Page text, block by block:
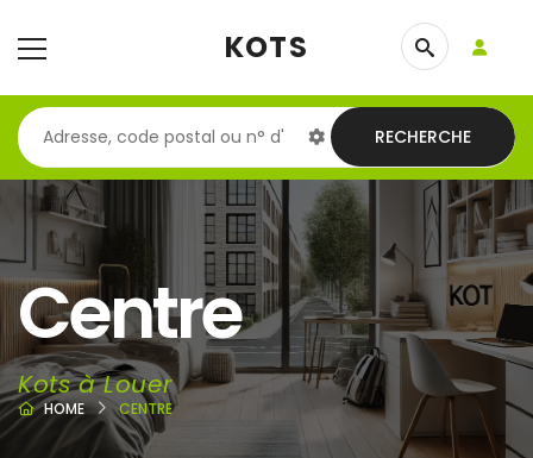
KOTS
RECHERCHE
Centre
Kots à Louer
HOME CENTRE